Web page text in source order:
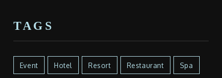
TAGS
Event Hotel Resort Restaurant Spa